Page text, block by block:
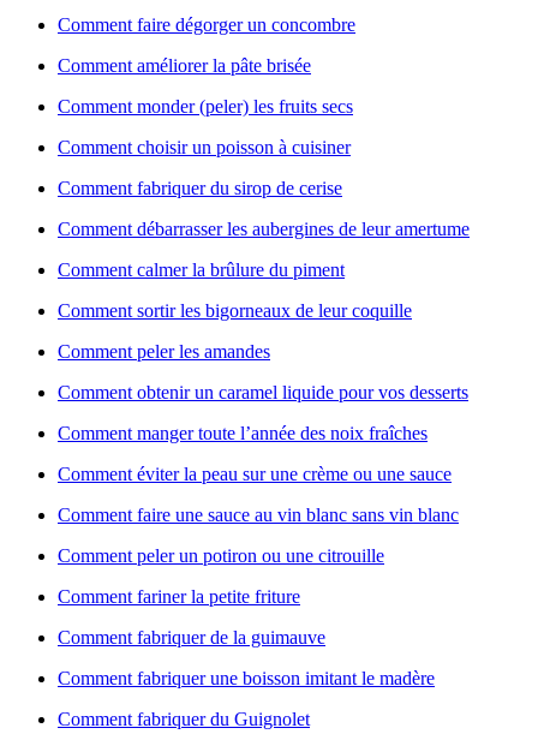
Comment faire dégorger un concombre
Comment améliorer la pâte brisée
Comment monder (peler) les fruits secs
Comment choisir un poisson à cuisiner
Comment fabriquer du sirop de cerise
Comment débarrasser les aubergines de leur amertume
Comment calmer la brûlure du piment
Comment sortir les bigorneaux de leur coquille
Comment peler les amandes
Comment obtenir un caramel liquide pour vos desserts
Comment manger toute l’année des noix fraîches
Comment éviter la peau sur une crème ou une sauce
Comment faire une sauce au vin blanc sans vin blanc
Comment peler un potiron ou une citrouille
Comment fariner la petite friture
Comment fabriquer de la guimauve
Comment fabriquer une boisson imitant le madère
Comment fabriquer du Guignolet